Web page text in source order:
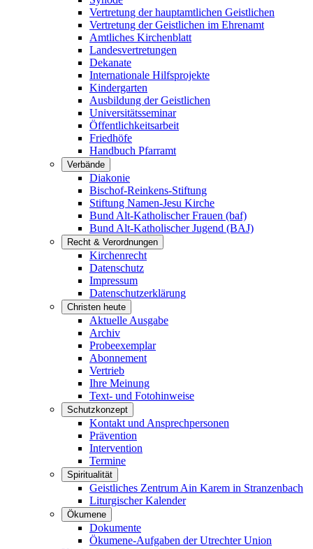
Vertretung der hauptamtlichen Geistlichen
Vertretung der Geistlichen im Ehrenamt
Amtliches Kirchenblatt
Landesvertretungen
Dekanate
Internationale Hilfsprojekte
Kindergarten
Ausbildung der Geistlichen
Universitätsseminar
Öffentlichkeitsarbeit
Friedhöfe
Handbuch Pfarramt
Verbände
Diakonie
Bischof-Reinkens-Stiftung
Stiftung Namen-Jesu Kirche
Bund Alt-Katholischer Frauen (baf)
Bund Alt-Katholischer Jugend (BAJ)
Recht & Verordnungen
Kirchenrecht
Datenschutz
Impressum
Datenschutzerklärung
Christen heute
Aktuelle Ausgabe
Archiv
Probeexemplar
Abonnement
Vertrieb
Ihre Meinung
Text- und Fotohinweise
Schutzkonzept
Kontakt und Ansprechpersonen
Prävention
Intervention
Termine
Spiritualität
Geistliches Zentrum Ain Karem in Stranzenbach
Liturgischer Kalender
Ökumene
Dokumente
Ökumene-Aufgaben der Utrechter Union